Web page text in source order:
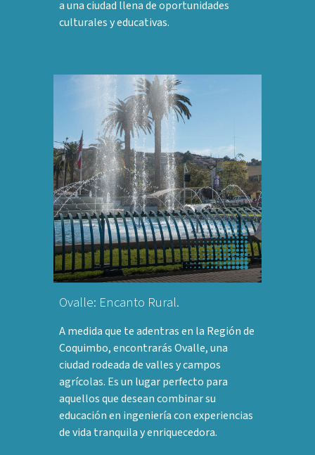
a una ciudad llena de oportunidades
culturales y educativas.
Ovalle: Encanto Rural.
A medida que te adentras en la Región de
Coquimbo, encontrarás Ovalle, una
ciudad rodeada de valles y campos
agrícolas. Es un lugar perfecto para
aquellos que desean combinar su
educación en ingeniería con experiencias
de vida tranquila y enriquecedora.